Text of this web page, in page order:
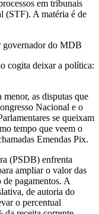
em tribunais
(STF). A matéria é de
governador do MDB
cogita deixar a política:
as disputas que
Nacional e o
se queixam
tempo que veem o
Emendas Pix.
(PSDB) enfrenta
ampliar o valor das
pagamentos. A
de autoria do
o percentual